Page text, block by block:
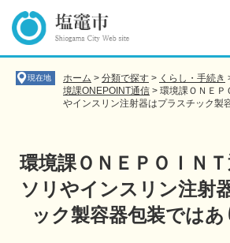
の
ー
現在地 ホーム > 分類で探す > くらし・手続き
境課ONEPOINT通信 > 環境課ＯＮＥＰ
やインスリン注射器はプラスチック製
環境課ＯＮＥＰＯＩＮ
ソリやインスリン注射
ック製容器包装ではあ